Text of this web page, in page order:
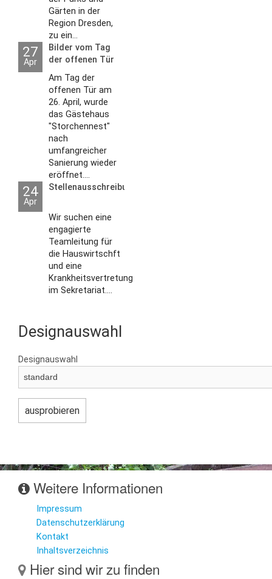
Gärten in der
Region Dresden,
zu ein...
27
Apr
Bilder vom Tag
der offenen Tür
2026
Am Tag der
offenen Tür am
26. April, wurde
das Gästehaus
"Storchennest"
nach
umfangreicher
Sanierung wieder
eröffnet....
24
Apr
Stellenausschreibungen
Wir suchen eine
engagierte
Teamleitung für
die Hauswirtschft
und eine
Krankheitsvertretung
im Sekretariat....
Designauswahl
Designauswahl
Weitere Informationen
Impressum
Datenschutzerklärung
Kontakt
Inhaltsverzeichnis
Hier sind wir zu finden